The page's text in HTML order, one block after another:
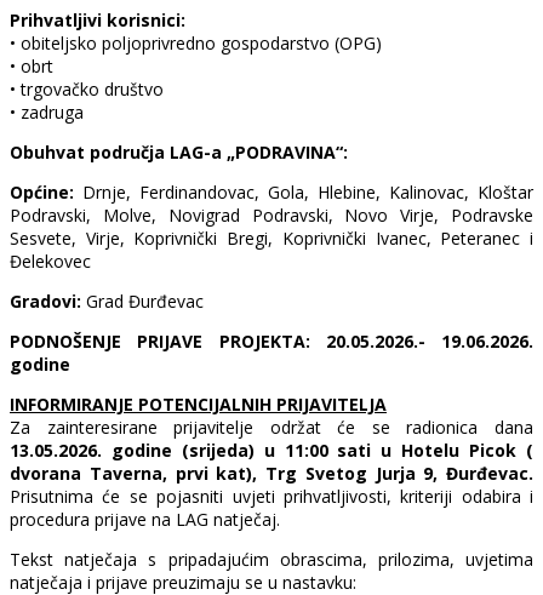
Prihvatljivi korisnici:
• obiteljsko poljoprivredno gospodarstvo (OPG)
• obrt
• trgovačko društvo
• zadruga
Obuhvat područja LAG-a „PODRAVINA“:
Općine: Drnje, Ferdinandovac, Gola, Hlebine, Kalinovac, Kloštar
Podravski, Molve, Novigrad Podravski, Novo Virje, Podravske
Sesvete, Virje, Koprivnički Bregi, Koprivnički Ivanec, Peteranec i
Đelekovec
Gradovi: Grad Đurđevac
PODNOŠENJE PRIJAVE PROJEKTA: 20.05.2026.- 19.06.2026.
godine
INFORMIRANJE POTENCIJALNIH PRIJAVITELJA
Za zainteresirane prijavitelje održat će se radionica dana
13.05.2026. godine (srijeda) u 11:00 sati u Hotelu Picok (
dvorana Taverna, prvi kat), Trg Svetog Jurja 9, Đurđevac.
Prisutnima će se pojasniti uvjeti prihvatljivosti, kriteriji odabira i
procedura prijave na LAG natječaj.
Tekst natječaja s pripadajućim obrascima, prilozima, uvjetima
natječaja i prijave preuzimaju se u nastavku: